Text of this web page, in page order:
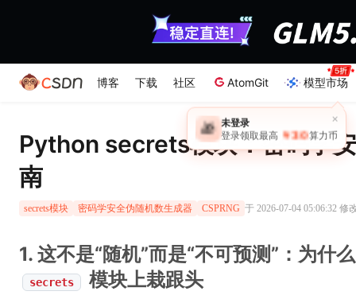
博客 下载 社区 AtomGit 模型市场
×
🎁 未登录
登录领取最高 ￥30 算力币
Python secrets模块：密码学
南
secrets模块 密码学安全伪随机数生成器 CSPRNG 于 2026-07-04 05:06:32 修
1. 这不是“随机”而是“不可预测”：为什
secrets 模块上栽跟头